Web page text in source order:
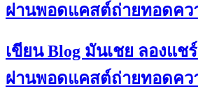
ผ่านพอดแคสต์ถ่ายทอดคว
เขียน Blog มันเชย ลองแ
ผ่านพอดแคสต์ถ่ายทอดคว